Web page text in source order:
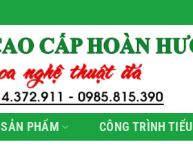
SẢN PHẨM CÔNG TRÌNH